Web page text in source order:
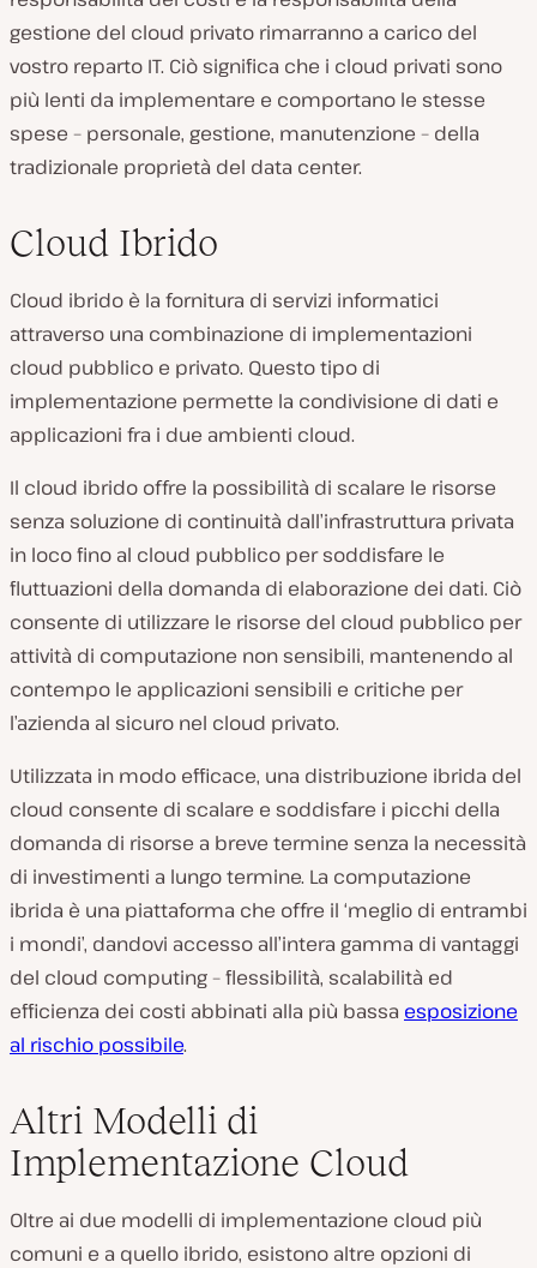
gestione del cloud privato rimarranno a carico del
vostro reparto IT. Ciò significa che i cloud privati sono
più lenti da implementare e comportano le stesse
spese – personale, gestione, manutenzione – della
tradizionale proprietà del data center.
Cloud Ibrido
Cloud ibrido è la fornitura di servizi informatici
attraverso una combinazione di implementazioni
cloud pubblico e privato. Questo tipo di
implementazione permette la condivisione di dati e
applicazioni fra i due ambienti cloud.
Il cloud ibrido offre la possibilità di scalare le risorse
senza soluzione di continuità dall’infrastruttura privata
in loco fino al cloud pubblico per soddisfare le
fluttuazioni della domanda di elaborazione dei dati. Ciò
consente di utilizzare le risorse del cloud pubblico per
attività di computazione non sensibili, mantenendo al
contempo le applicazioni sensibili e critiche per
l’azienda al sicuro nel cloud privato.
Utilizzata in modo efficace, una distribuzione ibrida del
cloud consente di scalare e soddisfare i picchi della
domanda di risorse a breve termine senza la necessità
di investimenti a lungo termine. La computazione
ibrida è una piattaforma che offre il ‘meglio di entrambi
i mondi’, dandovi accesso all’intera gamma di vantaggi
del cloud computing – flessibilità, scalabilità ed
efficienza dei costi abbinati alla più bassa esposizione
al rischio possibile.
Altri Modelli di
Implementazione Cloud
Oltre ai due modelli di implementazione cloud più
comuni e a quello ibrido, esistono altre opzioni di